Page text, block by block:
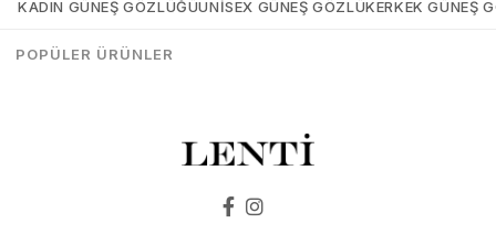
KADIN GÜNEŞ GÖZLÜĞÜUNISEX GÜNEŞ GÖZLÜKERKEK GÜNEŞ
POPÜLER ÜRÜNLER